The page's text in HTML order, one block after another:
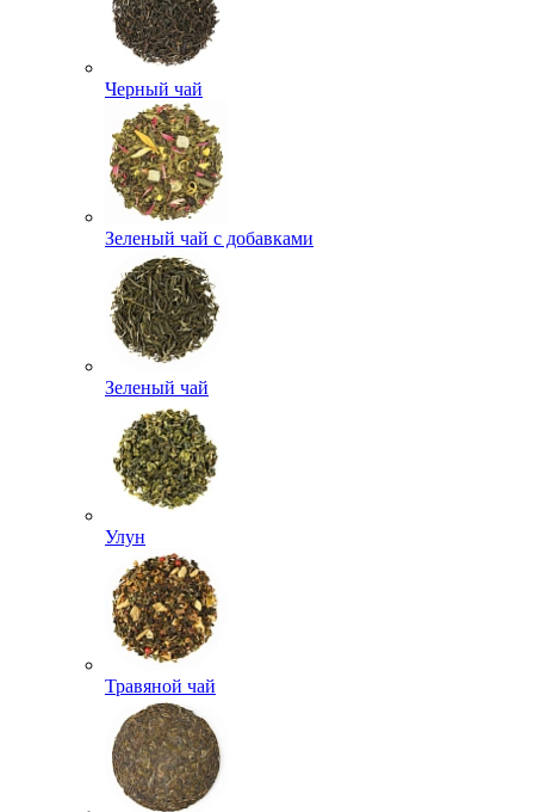
Черный чай
Зеленый чай с добавками
Зеленый чай
Улун
Травяной чай